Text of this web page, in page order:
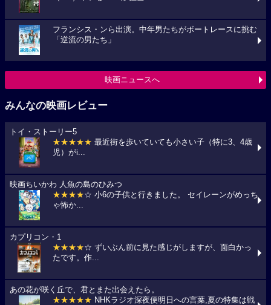
フランシス・ンら出演。中年男たちがボートレースに挑む
「逆流の男たち」
映画ニュースへ
みんなの映画レビュー
トイ・ストーリー5
★★★★★ 最近街を歩いていても小さい子（特に3、4歳
児）がi...
映画ちいかわ 人魚の島のひみつ
★★★★☆ 小6の子供と行きました。 セイレーンがめっち
ゃ怖か...
カプリコン・1
★★★★☆ ずいぶん前に見た感じがしますが、面白かっ
たです。作...
あの花が咲く丘で、君とまた出会えたら。
★★★★★ NHKラジオ深夜便明日への言葉,夏の特集は戦